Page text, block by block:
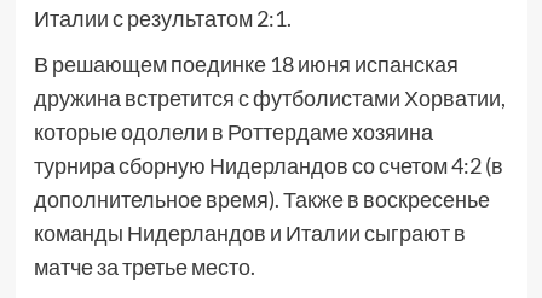
Италии с результатом 2:1.
В решающем поединке 18 июня испанская
дружина встретится с футболистами Хорватии,
которые одолели в Роттердаме хозяина
турнира сборную Нидерландов со счетом 4:2 (в
дополнительное время). Также в воскресенье
команды Нидерландов и Италии сыграют в
матче за третье место.